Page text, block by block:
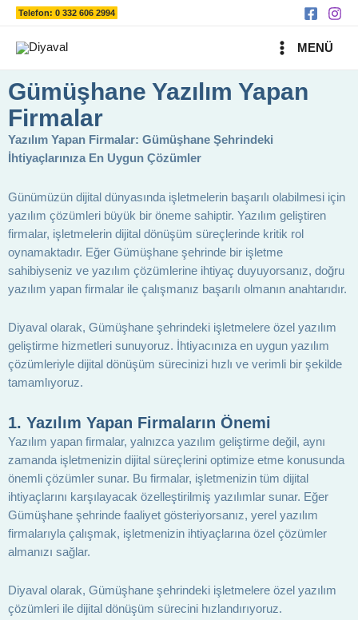
İçeriğeTelefon: 0 332 606 2994
MAIN
MENÜ
Gümüşhane Yazılım Yapan
Firmalar
Yazılım Yapan Firmalar: Gümüşhane Şehrindeki
İhtiyaçlarınıza En Uygun Çözümler
Günümüzün dijital dünyasında işletmelerin başarılı olabilmesi için
yazılım çözümleri büyük bir öneme sahiptir. Yazılım geliştiren
firmalar, işletmelerin dijital dönüşüm süreçlerinde kritik rol
oynamaktadır. Eğer Gümüşhane şehrinde bir işletme
sahibiyseniz ve yazılım çözümlerine ihtiyaç duyuyorsanız, doğru
yazılım yapan firmalar ile çalışmanız başarılı olmanın anahtarıdır.
Diyaval olarak, Gümüşhane şehrindeki işletmelere özel yazılım
geliştirme hizmetleri sunuyoruz. İhtiyacınıza en uygun yazılım
çözümleriyle dijital dönüşüm sürecinizi hızlı ve verimli bir şekilde
tamamlıyoruz.
1. Yazılım Yapan Firmaların Önemi
Yazılım yapan firmalar, yalnızca yazılım geliştirme değil, aynı
zamanda işletmenizin dijital süreçlerini optimize etme konusunda
önemli çözümler sunar. Bu firmalar, işletmenizin tüm dijital
ihtiyaçlarını karşılayacak özelleştirilmiş yazılımlar sunar. Eğer
Gümüşhane şehrinde faaliyet gösteriyorsanız, yerel yazılım
firmalarıyla çalışmak, işletmenizin ihtiyaçlarına özel çözümler
almanızı sağlar.
Diyaval olarak, Gümüşhane şehrindeki işletmelere özel yazılım
çözümleri ile dijital dönüşüm sürecini hızlandırıyoruz.
Ara